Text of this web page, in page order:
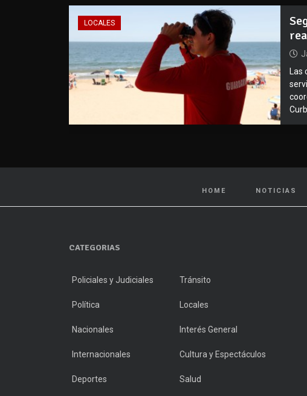
LOCALES
Las
HOME NOTICIAS
CATEGORIAS
Policiales y Judiciales Tránsito
Política Locales
Nacionales Interés General
Internacionales Cultura y Espectáculos
Deportes Salud